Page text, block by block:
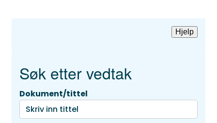
Hjelp
Søk etter vedtak
Dokument/tittel